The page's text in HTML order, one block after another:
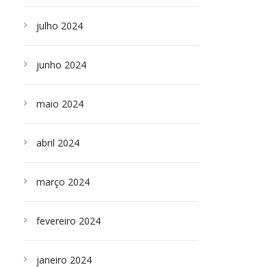
julho 2024
junho 2024
maio 2024
abril 2024
março 2024
fevereiro 2024
janeiro 2024